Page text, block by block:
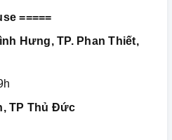
=====
Hưng, TP. Phan Thiết,
TP Thủ Đức